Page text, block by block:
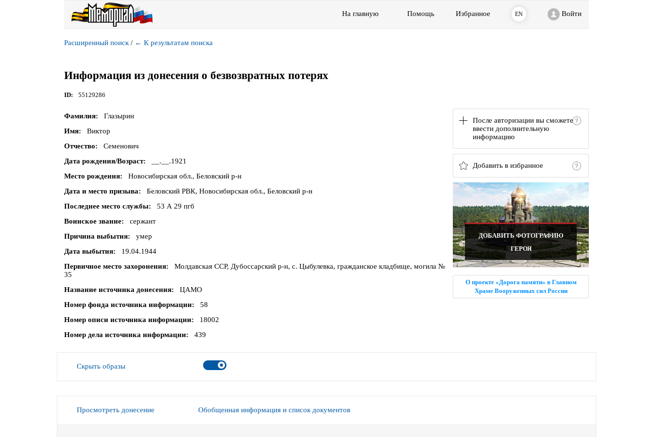
На главную Помощь Избранное EN Войти
Расширенный поиск / ← К результатам поиска
Информация из донесения о безвозвратных потерях
ID 55129286
После авторизации вы сможете
ввести дополнительную
информацию
Добавить в избранное
ДОБАВИТЬ ФОТОГРАФИЮ
ГЕРОЯ
О проекте «Дорога памяти» в Главном
Храме Вооруженных сил России
Фамилия
Глазырин
Имя
Виктор
Отчество
Семенович
Дата рождения/Возраст
__.__.1921
Место рождения
Новосибирская обл., Беловский р-н
Дата и место призыва
Беловский РВК, Новосибирская обл., Беловский р-н
Последнее место службы
53 А 29 пгб
Воинское звание
сержант
Причина выбытия
умер
Дата выбытия
19.04.1944
Первичное место захоронения
Молдавская ССР, Дубоссарский р-н, с. Цыбулевка, гражданское кладбище, могила №
35
Название источника донесения
ЦАМО
Номер фонда источника информации
58
Номер описи источника информации
18002
Номер дела источника информации
439
Скрыть образы
Просмотреть донесение Обобщенная информация и список документов